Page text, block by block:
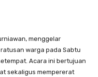
menggelar
warga pada Sabtu
Acara ini bertujuan
sekaligus mempererat